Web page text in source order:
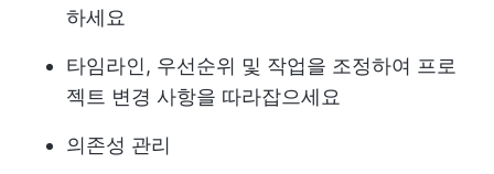
하세요
타임라인, 우선순위 및 작업을 조정하여 프로
젝트 변경 사항을 따라잡으세요
의존성 관리